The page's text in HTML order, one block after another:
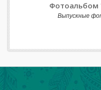
Фотоальбом
Выпускные